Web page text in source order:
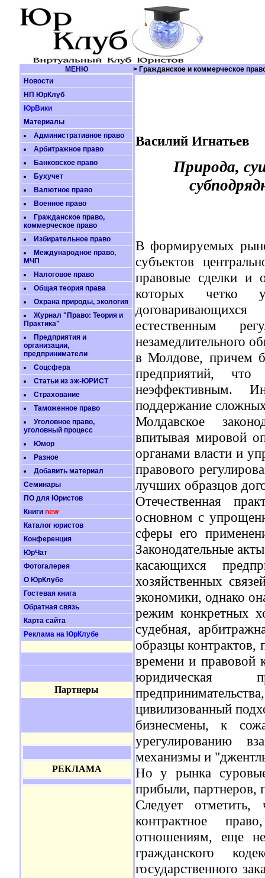
МЕНЮ
> Гражданское и коммерческое
Новости
НП ЮрКлуб
ЮрВики
Материалы
Административное право
Арбитражное право
Банковское право
Бухучет
Валютное право
Военное право
Гражданское право,
коммерческое право
Избирательное право
Международное право,
МЧП
Налоговое право
Общая теория права
Охрана природы, экология
Журнал "Право: Теория и
Практика"
Предприятия и
организации,
предприниматели
Соцсфера
Статьи из эж-ЮРИСТ
Страхование
Таможенное право
Уголовное право,
уголовный процесс
Юмор
Разное
Добавить материал
Семинары
ПО для Юристов
Книги new
Каталог юристов
Конференция
ЮрЧат
Фотогалерея
О ЮрКлубе
Гостевая книга
Обратная связь
Карта сайта
Реклама на ЮрКлубе
Партнеры
РЕКЛАМА
Василий Игнатьев
Природа,
В формируемых
субъектов
правовые сделки и
которых четко
естественным
незамедлительного
в Молдове, причем
предприятий, что
неэффективным.
поддержание
Молдавское
впитывая мировой
органами власти и
правового
лучших образцов
Отечественная
основном с
сферы его
Законодательные
касающихся
хозяйственных
экономики, однако
режим конкретных
судебная,
образцы
времени и правовой
юридическая
цивилизованный
бизнесмены, к
урегулированию
механизмы и
Но у рынка
прибыли, партнеров,
Следует
контрактное
отношениям, еще
гражданского
государственного